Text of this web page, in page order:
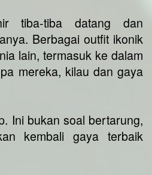
tiba-tiba datang dan
Berbagai outfit ikonik
lain, termasuk ke dalam
mereka, kilau dan gaya
Ini bukan soal bertarung,
kembali gaya terbaik